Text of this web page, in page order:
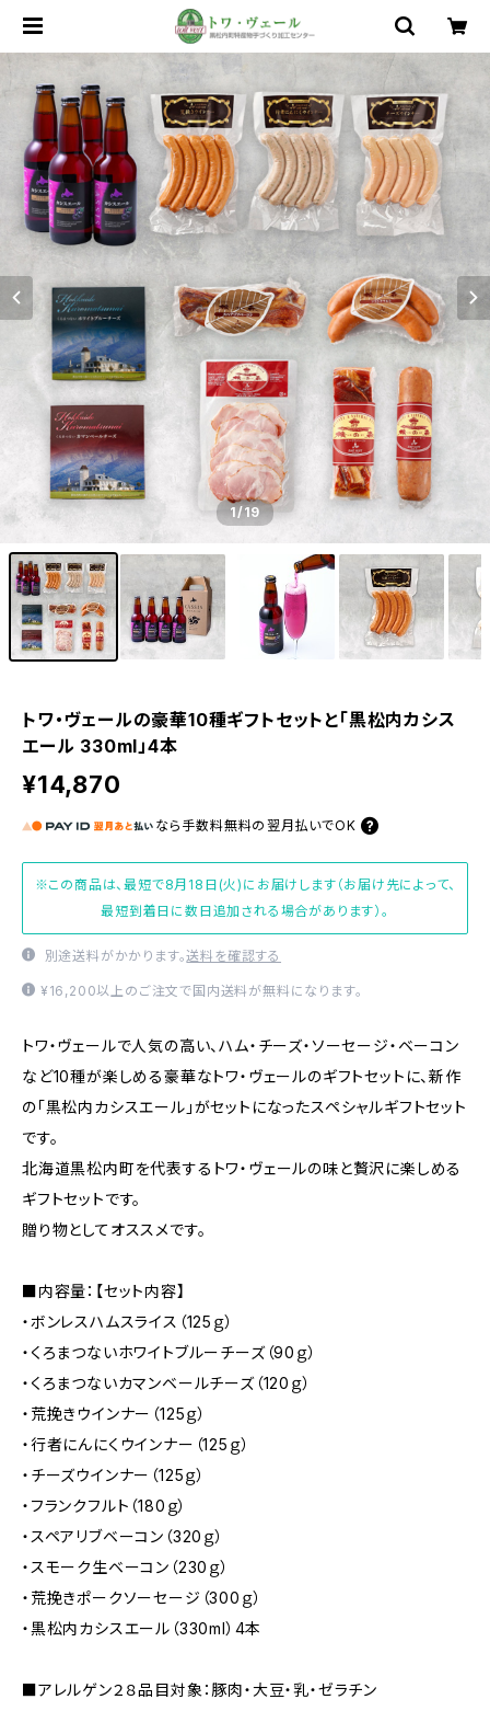
1/19
トワ・ヴェールの豪華10種ギフトセットと「黒松内カシス
エール 330ml」4本
¥14,870
なら 手数料無料の 翌月払いでOK
※この商品は、最短で8月18日(火)にお届けします（お届け先によって、
最短到着日に数日追加される場合があります）。
別途送料がかかります。送料を確認する
¥16,200以上のご注文で国内送料が無料になります。
トワ・ヴェールで人気の高い、ハム・チーズ・ソーセージ・ベーコン
など10種が楽しめる豪華なトワ・ヴェールのギフトセットに、新作
の「黒松内カシスエール」がセットになったスペシャルギフトセット
です。
北海道黒松内町を代表するトワ・ヴェールの味と贅沢に楽しめる
ギフトセットです。
贈り物としてオススメです。
■内容量：【セット内容】
・ボンレスハムスライス（125ｇ）
・くろまつないホワイトブルーチーズ（90ｇ）
・くろまつないカマンベールチーズ（120ｇ）
・荒挽きウインナー（125ｇ）
・行者にんにくウインナー（125ｇ）
・チーズウインナー（125ｇ）
・フランクフルト（180ｇ）
・スペアリブベーコン（320ｇ）
・スモーク生ベーコン（230ｇ）
・荒挽きポークソーセージ（300ｇ）
・黒松内カシスエール（330ml）4本
■アレルゲン２８品目対象：豚肉・大豆・乳・ゼラチン